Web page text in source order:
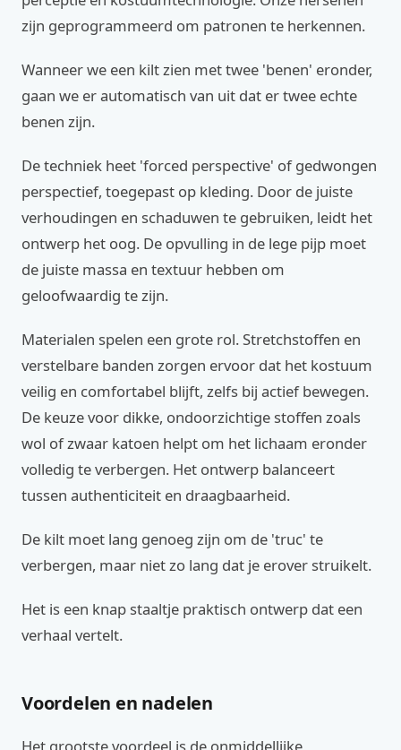
zijn geprogrammeerd om patronen te herkennen.
Wanneer we een kilt zien met twee 'benen' eronder,
gaan we er automatisch van uit dat er twee echte
benen zijn.
De techniek heet 'forced perspective' of gedwongen
perspectief, toegepast op kleding. Door de juiste
verhoudingen en schaduwen te gebruiken, leidt het
ontwerp het oog. De opvulling in de lege pijp moet
de juiste massa en textuur hebben om
geloofwaardig te zijn.
Materialen spelen een grote rol. Stretchstoffen en
verstelbare banden zorgen ervoor dat het kostuum
veilig en comfortabel blijft, zelfs bij actief bewegen.
De keuze voor dikke, ondoorzichtige stoffen zoals
wol of zwaar katoen helpt om het lichaam eronder
volledig te verbergen. Het ontwerp balanceert
tussen authenticiteit en draagbaarheid.
De kilt moet lang genoeg zijn om de 'truc' te
verbergen, maar niet zo lang dat je erover struikelt.
Het is een knap staaltje praktisch ontwerp dat een
verhaal vertelt.
Voordelen en nadelen